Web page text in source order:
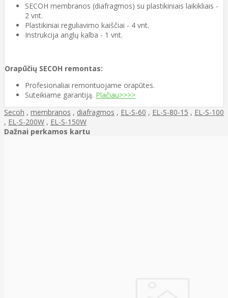
SECOH membranos (diafragmos) su plastikiniais laikikliais -
2 vnt.
Plastikiniai reguliavimo kaiščiai - 4 vnt.
Instrukcija anglų kalba - 1 vnt.
Orapūčių SECOH remontas:
Profesionaliai remontuojame orapūtes.
Suteikiame garantiją. Plačiau>>>>
Secoh , membranos , diafragmos , EL-S-60 , EL-S-80-15 , EL-S-100
, EL-S-200W , EL-S-150W
Dažnai perkamos kartu